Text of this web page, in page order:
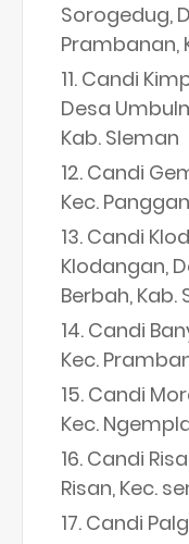
Sorogedug,
Prambanan,
Candi
Desa
Kab. Sleman
Candi
Kec.
Candi
Klodangan,
Berbah, Kab.
Candi
Kec.
Candi
Kec.
Candi
Risan, Kec.
Candi